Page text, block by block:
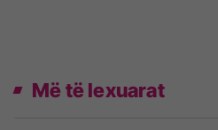
Më të lexuarat